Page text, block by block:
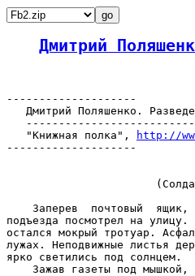
Дмитрий
--------------------
Дмитрий Поляшенко.
   "Книжная полка",
http://